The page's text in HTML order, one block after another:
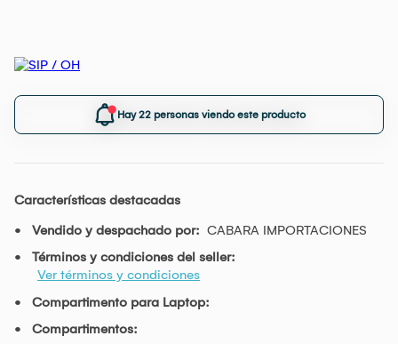
Hay 22 personas viendo este producto
Características destacadas
Vendido y despachado por: CABARA IMPORTACIONES
Términos y condiciones del seller:
Ver términos y condiciones
Compartimento para Laptop:
Compartimentos: